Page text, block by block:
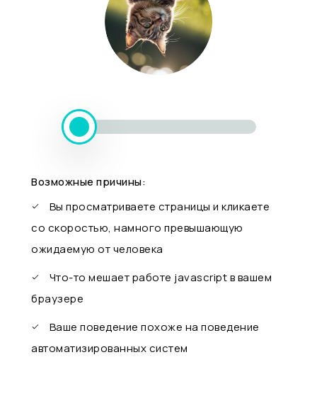
Возможные причины:
Вы просматриваете страницы и кликаете
со скоростью, намного превышающую
ожидаемую от человека
Что-то мешает работе javascript в вашем
браузере
Ваше поведение похоже на поведение
автоматизированных систем